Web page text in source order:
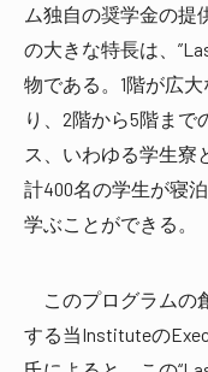
ム独自の奨学金の提
の大きな特長は、
物である。1階が広
り、2階から5階まで
ス、いわゆる学生寮
計400名の学生が寝
学ぶことができる。
このプログラムの
する当Instituteの